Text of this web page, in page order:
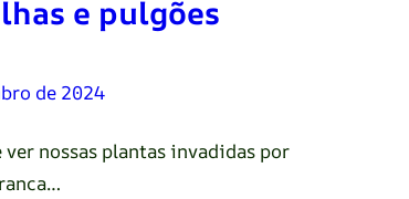
e pulgões
de 2024
nossas plantas invadidas por